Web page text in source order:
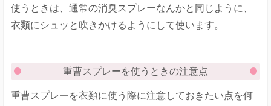
使うときは、通常の消臭スプレーなんかと同じように、
衣類にシュッと吹きかけるようにして使います。
重曹スプレーを使うときの注意点
重曹スプレーを衣類に使う際に注意しておきたい点を何